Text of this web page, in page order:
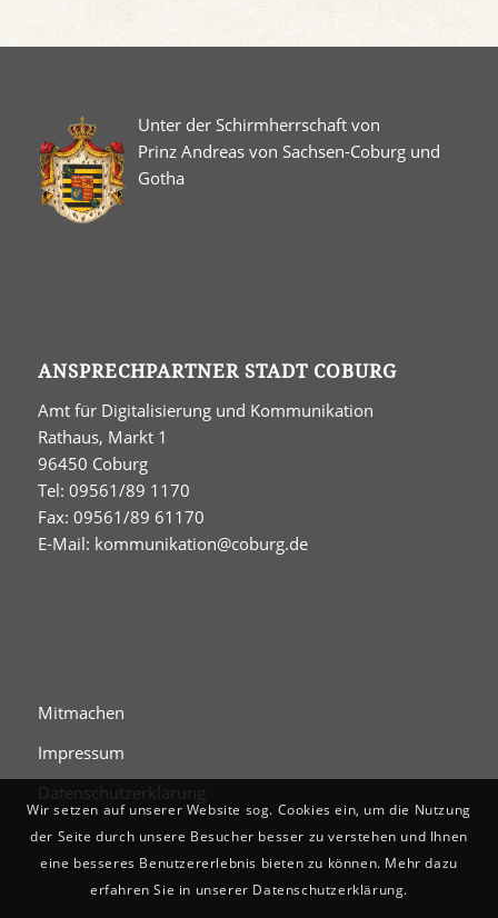
Unter der Schirmherrschaft von
Prinz Andreas von Sachsen-Coburg und
Gotha
ANSPRECHPARTNER STADT COBURG
Amt für Digitalisierung und Kommunikation
Rathaus, Markt 1
96450 Coburg
Tel: 09561/89 1170
Fax: 09561/89 61170
E-Mail: kommunikation@coburg.de
Mitmachen
Impressum
Datenschutzerklärung
Wir setzen auf unserer Website sog. Cookies ein, um die Nutzung
der Seite durch unsere Besucher besser zu verstehen und Ihnen
eine besseres Benutzererlebnis bieten zu können. Mehr dazu
erfahren Sie in unserer Datenschutzerklärung.